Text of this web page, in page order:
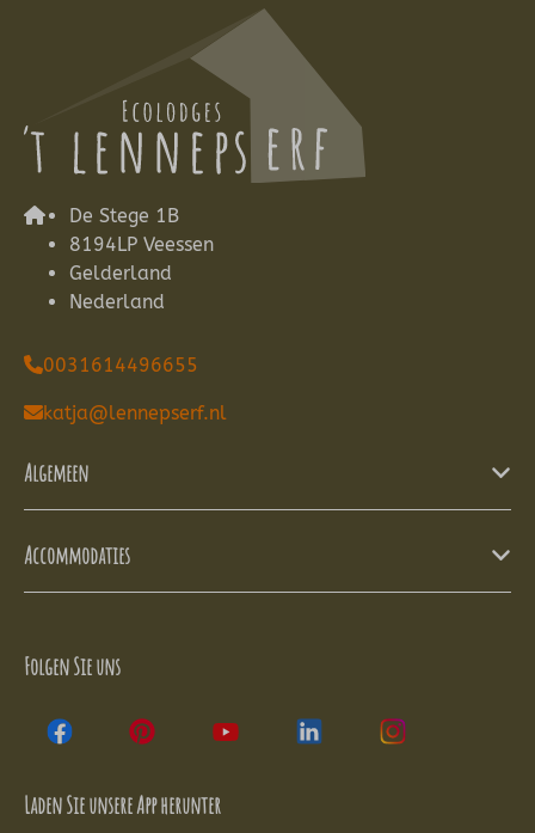
De Stege 1B
8194LP Veessen
Gelderland
Nederland
0031614496655
katja@lennepserf.nl
Algemeen
Accommodaties
Folgen Sie uns
Laden Sie unsere App herunter